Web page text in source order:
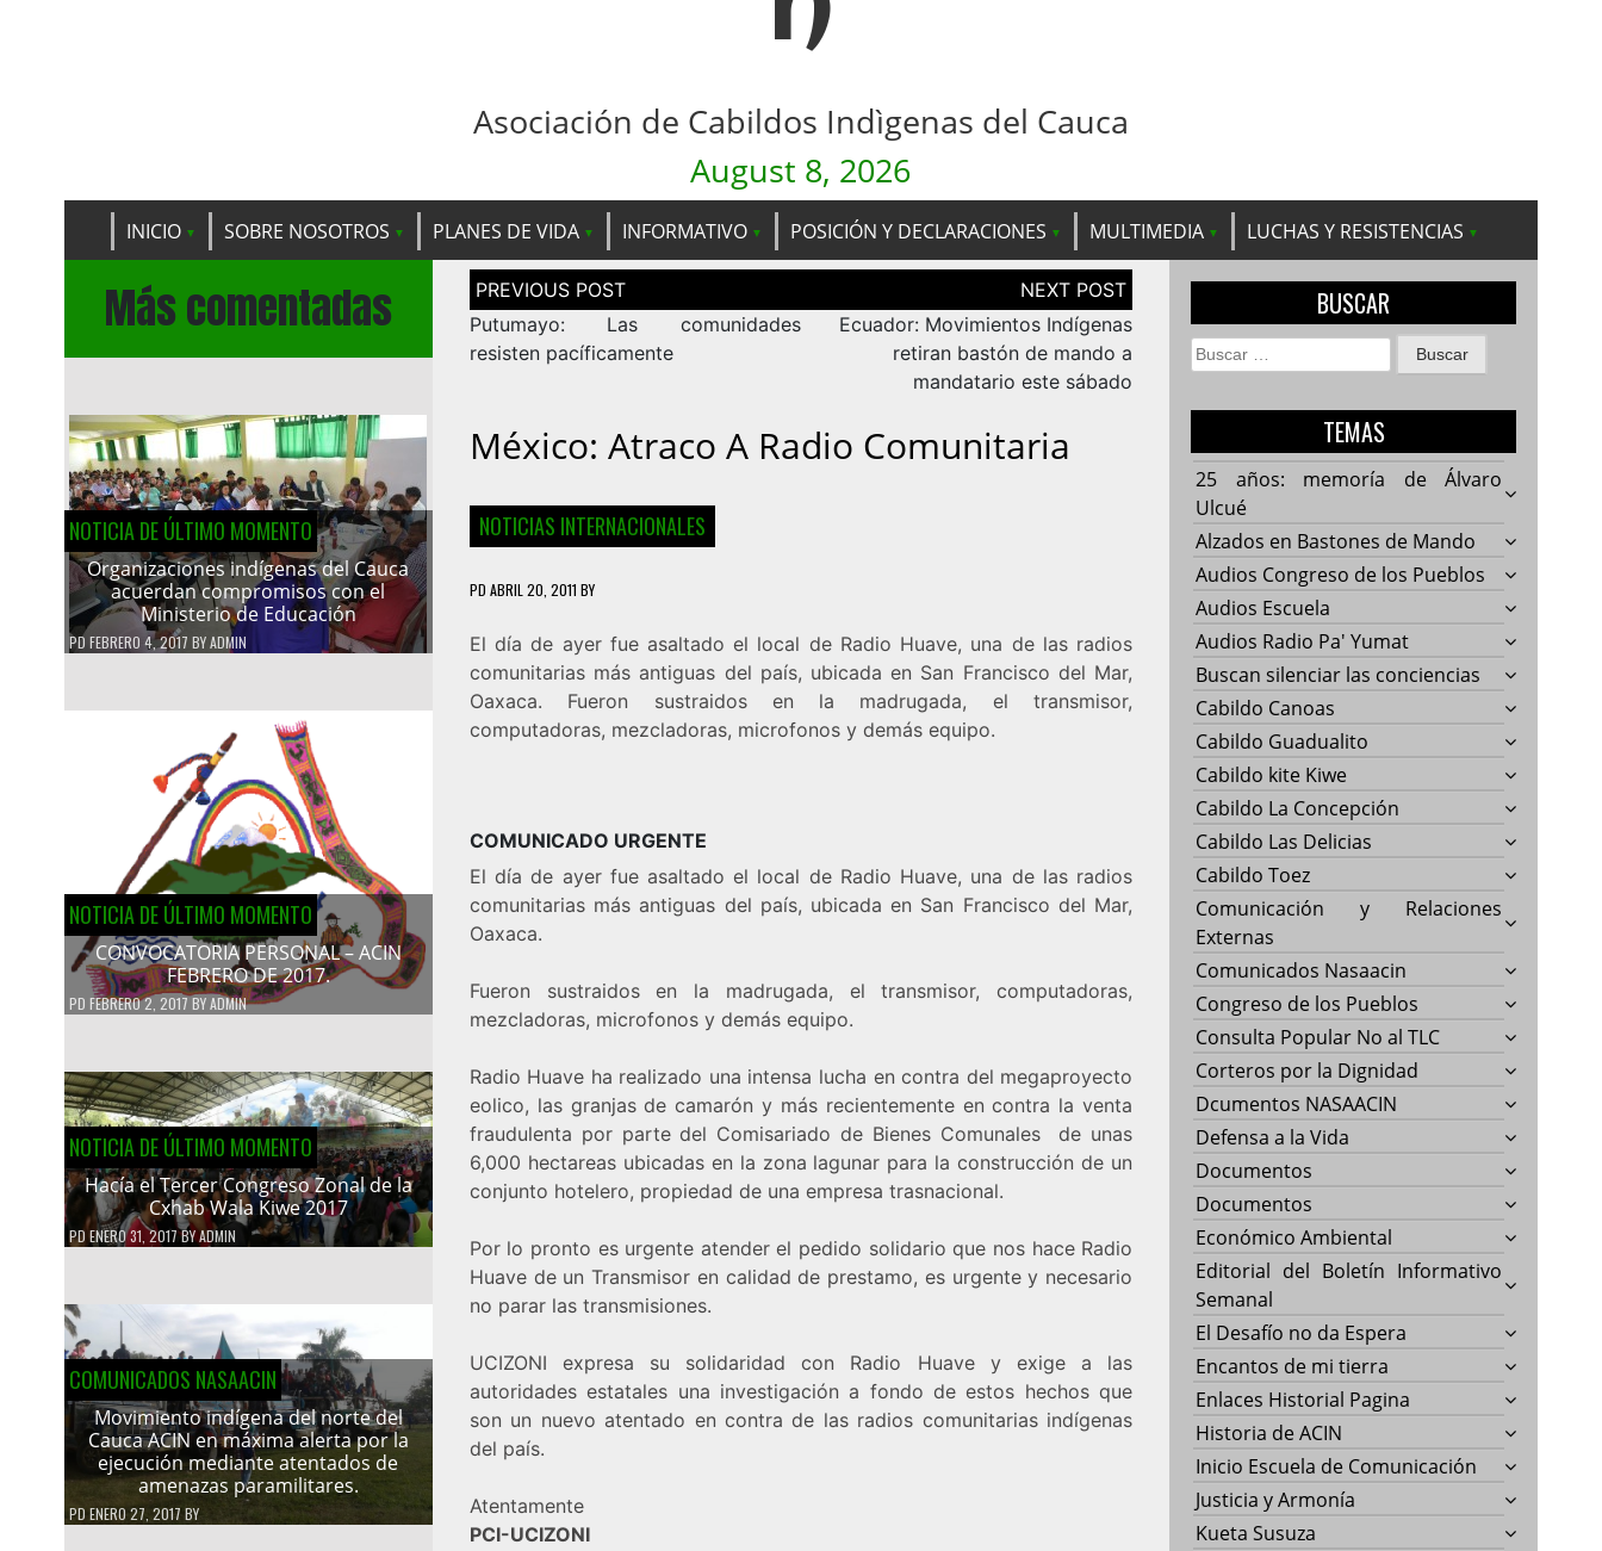
Asociación de Cabildos Indìgenas del Cauca
August 8, 2026
INICIO SOBRE NOSOTROS PLANES DE VIDA INFORMATIVO POSICIÓN Y DECLARACIONES MULTIMEDIA LUCHAS Y RESISTENCIAS
Más comentadas
NOTICIA DE ÚLTIMO MOMENTO
Organizaciones indígenas del Cauca
acuerdan compromisos con el
Ministerio de Educación
PD FEBRERO 4, 2017 BYADMIN
NOTICIA DE ÚLTIMO MOMENTO
CONVOCATORIA PERSONAL – ACIN
FEBRERO DE 2017.
PD FEBRERO 2, 2017BYADMIN
NOTICIA DE ÚLTIMO MOMENTO
Hacía el Tercer Congreso Zonal de la
Cxhab Wala Kiwe 2017
PDENERO 31, 2017BYADMIN
COMUNICADOS NASAACIN
Movimiento indígena del norte del
Cauca ACIN en máxima alerta por la
ejecución mediante atentados de
amenazas paramilitares.
PD ENERO 27, 2017 BY
Navegación
de
entradas
Putumayo: Las comunidades
resisten pacíficamente
Ecuador: Movimientos Indígenas
retiran bastón de mando a
mandatario este sábado
México: Atraco A Radio Comunitaria
NOTICIAS INTERNACIONALES
PD ABRIL 20, 2011 BY
El día de ayer fue asaltado el local de Radio Huave, una de las radios
comunitarias más antiguas del país, ubicada en San Francisco del Mar,
Oaxaca. Fueron sustraidos en la madrugada, el transmisor,
computadoras, mezcladoras, microfonos y demás equipo.
COMUNICADO URGENTE
El día de ayer fue asaltado el local de Radio Huave, una de las radios
comunitarias más antiguas del país, ubicada en San Francisco del Mar,
Oaxaca.
Fueron sustraidos en la madrugada, el transmisor, computadoras,
mezcladoras, microfonos y demás equipo.
Radio Huave ha realizado una intensa lucha en contra del megaproyecto
eolico, las granjas de camarón y más recientemente en contra la venta
fraudulenta por parte del Comisariado de Bienes Comunales de unas
6,000 hectareas ubicadas en la zona lagunar para la construcción de un
conjunto hotelero, propiedad de una empresa trasnacional.
Por lo pronto es urgente atender el pedido solidario que nos hace Radio
Huave de un Transmisor en calidad de prestamo, es urgente y necesario
no parar las transmisiones.
UCIZONI expresa su solidaridad con Radio Huave y exige a las
autoridades estatales una investigación a fondo de estos hechos que
son un nuevo atentado en contra de las radios comunitarias indígenas
del país.
Atentamente
PCI-UCIZONI
BUSCAR
Buscar:
TEMAS
25 años: memoría de Álvaro
Ulcué
Alzados en Bastones de Mando
Audios Congreso de los Pueblos
Audios Escuela
Audios Radio Pa' Yumat
Buscan silenciar las conciencias
Cabildo Canoas
Cabildo Guadualito
Cabildo kite Kiwe
Cabildo La Concepción
Cabildo Las Delicias
Cabildo Toez
Comunicación y Relaciones
Externas
Comunicados Nasaacin
Congreso de los Pueblos
Consulta Popular No al TLC
Corteros por la Dignidad
Dcumentos NASAACIN
Defensa a la Vida
Documentos
Documentos
Económico Ambiental
Editorial del Boletín Informativo
Semanal
El Desafío no da Espera
Encantos de mi tierra
Enlaces Historial Pagina
Historia de ACIN
Inicio Escuela de Comunicación
Justicia y Armonía
Kueta Susuza